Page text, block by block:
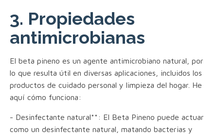
3. Propiedades
antimicrobianas
El beta pineno es un agente antimicrobiano natural, por
lo que resulta útil en diversas aplicaciones, incluidos los
productos de cuidado personal y limpieza del hogar. He
aquí cómo funciona:
- Desinfectante natural**: El Beta Pineno puede actuar
como un desinfectante natural, matando bacterias y